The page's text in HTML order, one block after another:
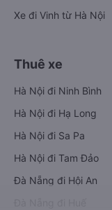
Xe đi Vinh từ Hà Nội
Thuê xe
Hà Nội đi Ninh Bình
Hà Nội đi Hạ Long
Hà Nội đi Sa Pa
Hà Nội đi Tam Đảo
Đà Nẵng đi Hội An